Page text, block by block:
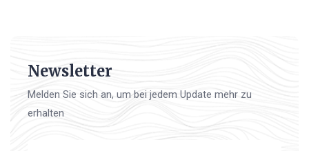
Newsletter
Melden Sie sich an, um bei jedem Update mehr zu
erhalten